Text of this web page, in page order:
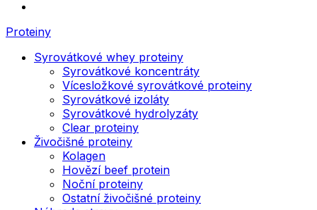
Proteiny
Syrovátkové whey proteiny
Syrovátkové koncentráty
Vícesložkové syrovátkové proteiny
Syrovátkové izoláty
Syrovátkové hydrolyzáty
Clear proteiny
Živočišné proteiny
Kolagen
Hovězí beef protein
Noční proteiny
Ostatní živočišné proteiny